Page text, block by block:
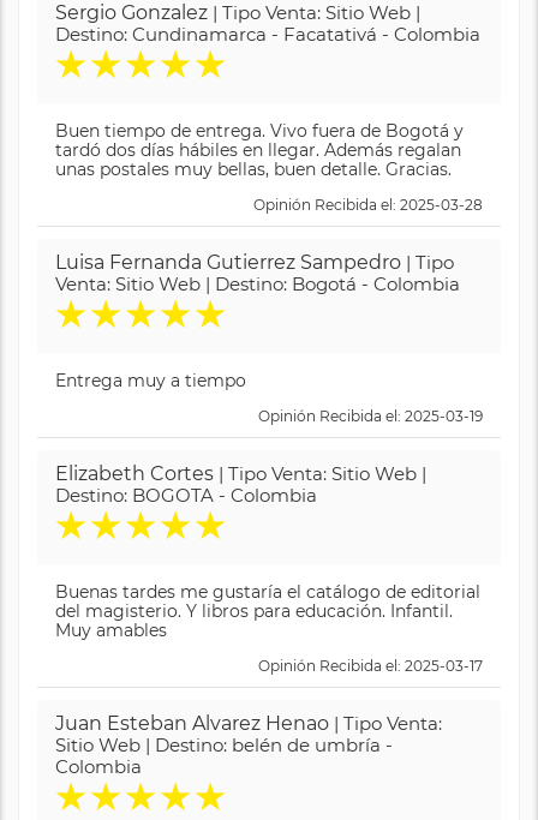
Sergio Gonzalez | Tipo Venta: Sitio Web |
Destino: Cundinamarca - Facatativá - Colombia
★★★★★
Buen tiempo de entrega. Vivo fuera de Bogotá y
tardó dos días hábiles en llegar. Además regalan
unas postales muy bellas, buen detalle. Gracias.
Opinión Recibida el: 2025-03-28
Luisa Fernanda Gutierrez Sampedro | Tipo
Venta: Sitio Web | Destino: Bogotá - Colombia
★★★★★
Entrega muy a tiempo
Opinión Recibida el: 2025-03-19
Elizabeth Cortes | Tipo Venta: Sitio Web |
Destino: BOGOTA - Colombia
★★★★★
Buenas tardes me gustaría el catálogo de editorial
del magisterio. Y libros para educación. Infantil.
Muy amables
Opinión Recibida el: 2025-03-17
Juan Esteban Alvarez Henao | Tipo Venta:
Sitio Web | Destino: belén de umbría -
Colombia
★★★★★